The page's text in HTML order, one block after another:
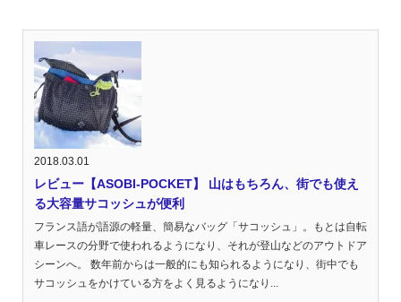
2018.03.01
レビュー【ASOBI-POCKET】 山はもちろん、街でも使え
る大容量サコッシュが便利
フランス語が語源の軽量、簡易なバッグ「サコッシュ」。もとは自転
車レースの分野で使われるようになり、それが登山などのアウトドア
シーンへ。 数年前からは一般的にも知られるようになり、街中でも
サコッシュをかけている方をよく見るようになり...